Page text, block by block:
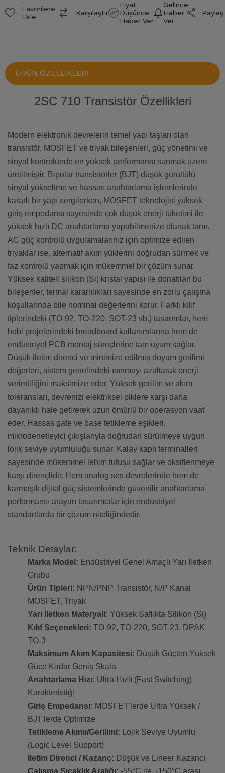
Favorilere
Ekle
Karşılaştır
Fiyat
Düşünce
Haber Ver
Gelince
Haber
Ver
Paylaş
ÜRÜN ÖZELLIKLERI
2SC 710 Transistör Özellikleri
Modern elektronik devrelerin temel yapı taşları olan
transistör, MOSFET ve triyak bileşenleri, güç yönetimi ve
sinyal kontrolünde en yüksek performansı sunmak üzere
üretilmiştir. Bipolar transistörler (BJT) düşük gürültülü
sinyal yükseltme ve hassas anahtarlama işlemlerinde
kararlı bir yapı sergilerken, MOSFET teknolojisi yüksek
giriş empedansı sayesinde çok düşük enerji tüketimi ile
yüksek hızlı DC anahtarlama yapabilmenize olanak tanır.
AC güç kontrolü uygulamalarınız için optimize edilen
triyaklar ise, alternatif akım yüklerini doğrudan sürmek ve
faz kontrolü yapmak için mükemmel bir çözüm sunar.
Yüksek kaliteli silikon (Si) kristal yapısı ile donatılan bu
bileşenler, termal kararlılıkları sayesinde en zorlu çalışma
koşullarında bile nominal değerlerini korur. Farklı kılıf
tiplerindeki (TO-92, TO-220, SOT-23 vb.) tasarımlar, hem
hobi projelerindeki breadboard kullanımlarına hem de
endüstriyel PCB montaj süreçlerine tam uyum sağlar.
Düşük iletim direnci ve minimize edilmiş doyum gerilimi
değerleri, sistem genelindeki ısınmayı azaltarak enerji
verimliliğini maksimize eder. Yüksek gerilim ve akım
toleransları, devrenizi elektriksel piklere karşı daha
dayanıklı hale getirerek uzun ömürlü bir operasyon vaat
eder. Hassas gate ve base tetikleme eşikleri,
mikrodenetleyici çıkışlarıyla doğrudan sürülmeye uygun
lojik seviye uyumluluğu sunar. Kalay kaplı terminalleri
sayesinde mükemmel lehim tutuşu sağlar ve oksitlenmeye
karşı dirençlidir. Hem analog ses devrelerinde hem de
karmaşık dijital güç sistemlerinde güvenilir anahtarlama
performansı arayan tasarımcılar için endüstriyel
standartlarda bir çözüm niteliğindedir.
Teknik Detaylar:
Marka Model: Endüstriyel Genel Amaçlı Yarı İletken
Grubu
Ürün Tipleri: NPN/PNP Transistör, N/P Kanal
MOSFET, Triyak
Yarı İletken Materyali: Yüksek Saflıkta Silikon (Si)
Kılıf Seçenekleri: TO-92, TO-220, SOT-23, DPAK,
TO-3
Maksimum Akım Kapasitesi: Düşük Güçten Yüksek
Güce Kadar Geniş Skala
Anahtarlama Hızı: Ultra Hızlı (Fast Switching)
Karakteristiği
Giriş Empedansı: MOSFET'lerde Ultra Yüksek /
BJT'lerde Optimize
Tetikleme Akımı/Gerilimi: Lojik Seviye Uyumlu
(Logic Level Support)
İletim Direnci / Kazanç: Düşük ve Lineer Kazancı
Çalışma Sıcaklık Aralığı: -55°C ile +150°C arası